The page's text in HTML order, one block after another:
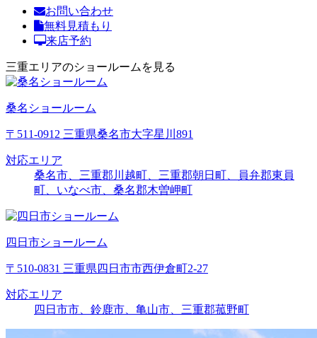
お問い合わせ
無料見積もり
来店予約
三重エリアのショールームを見る
桑名ショールーム
〒511-0912 三重県桑名市大字星川891
対応エリア
桑名市、三重郡川越町、三重郡朝日町、員弁郡東員
町、いなべ市、桑名郡木曽岬町
四日市ショールーム
〒510-0831 三重県四日市市西伊倉町2-27
対応エリア
四日市市、鈴鹿市、亀山市、三重郡菰野町